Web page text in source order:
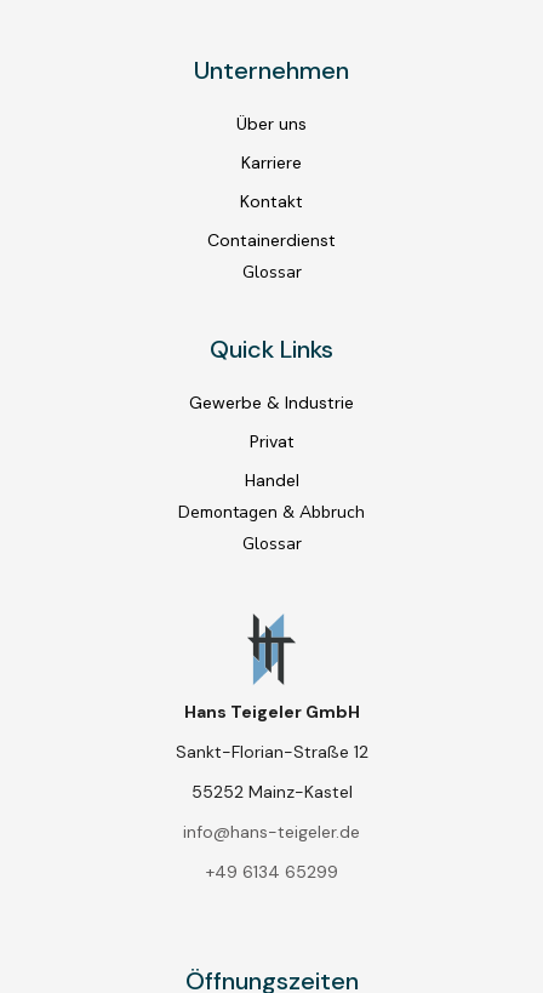
Hans Teigeler GmbH
Sankt-Florian-Straße 12
55252 Mainz-Kastel
info@hans-teigeler.de
+49 6134 65299
Unternehmen
Über uns
Karriere
Kontakt
Containerdienst
Glossar
Quick Links
Gewerbe & Industrie
Privat
Handel
Demontagen & Abbruch
Glossar
Öffnungszeiten